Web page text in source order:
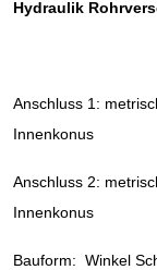
Hydraulik
Anschluss 1:
Innenkonus
Anschluss 2:
Innenkonus
Bauform: Winkel